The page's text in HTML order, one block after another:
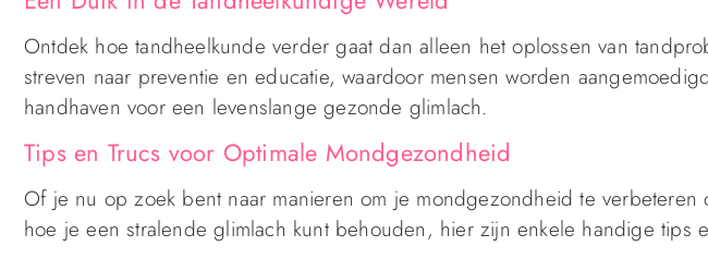
Ontdek hoe tandheelkunde verder gaat dan alleen het oplossen van
streven naar preventie en educatie, waardoor mensen worden
handhaven voor een levenslange gezonde glimlach.
Tips en Trucs voor Optimale Mondgezondheid
Of je nu op zoek bent naar manieren om je mondgezondheid te
hoe je een stralende glimlach kunt behouden, hier zijn enkele handige tips